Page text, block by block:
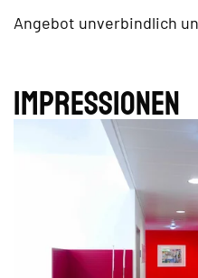
Angebot unverbindlich
Impres­sionen